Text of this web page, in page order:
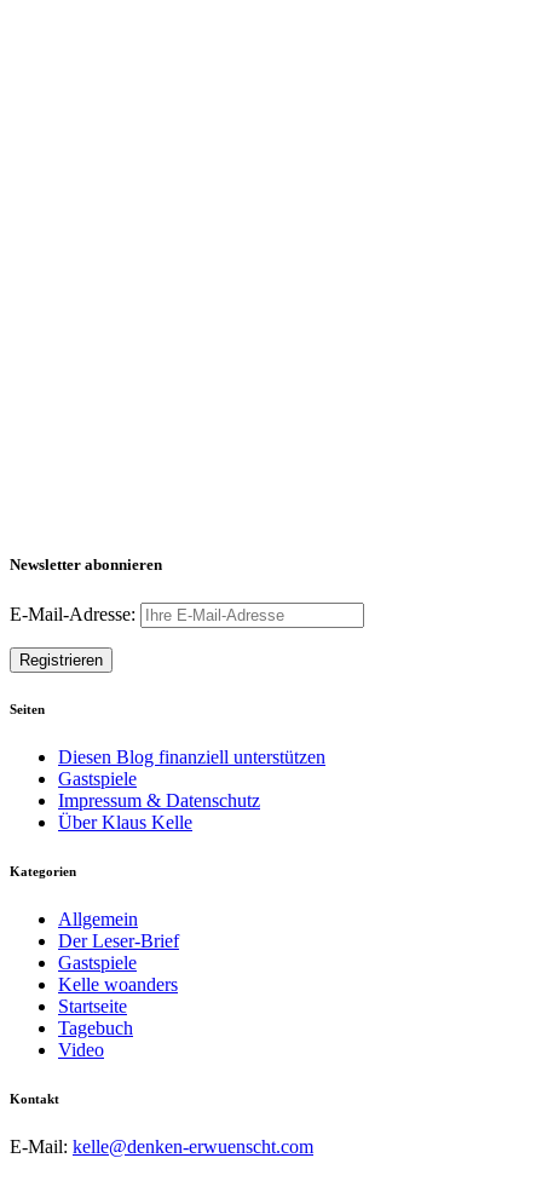
Newsletter abonnieren
E-Mail-Adresse:
Seiten
Diesen Blog finanziell unterstützen
Gastspiele
Impressum & Datenschutz
Über Klaus Kelle
Kategorien
Allgemein
Der Leser-Brief
Gastspiele
Kelle woanders
Startseite
Tagebuch
Video
Kontakt
E-Mail: kelle@denken-erwuenscht.com